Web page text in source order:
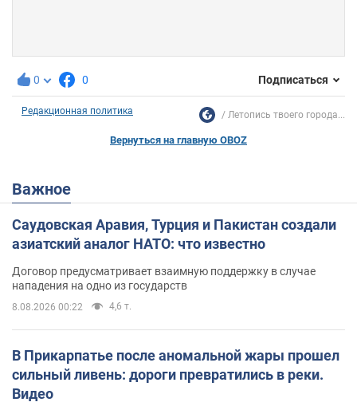
0 0 Подписаться
Редакционная политика Летопись твоего города...
Вернуться на главную OBOZ
Важное
Саудовская Аравия, Турция и Пакистан создали
азиатский аналог НАТО: что известно
Договор предусматривает взаимную поддержку в случае
нападения на одно из государств
8.08.2026 00:22 4,6 т.
В Прикарпатье после аномальной жары прошел
сильный ливень: дороги превратились в реки.
Видео